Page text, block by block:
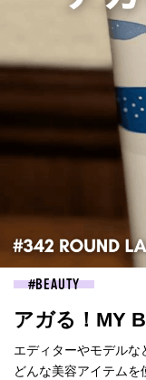
BEAUTY
アガる！MY
エディターやモデルな
どんな美容アイテム